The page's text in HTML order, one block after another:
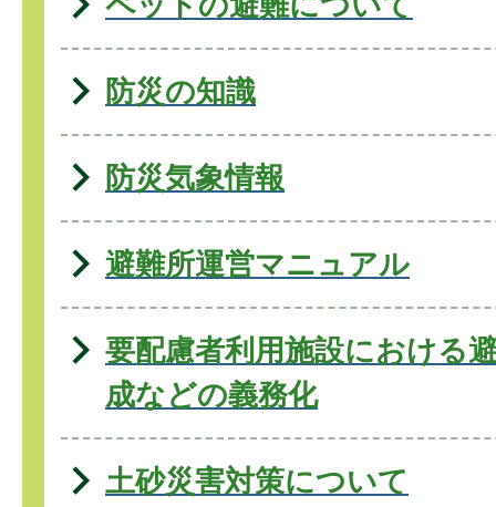
防災の知識
防災気象情報
避難所運営マニュアル
要配慮者利用施設における
成などの義務化
土砂災害対策について